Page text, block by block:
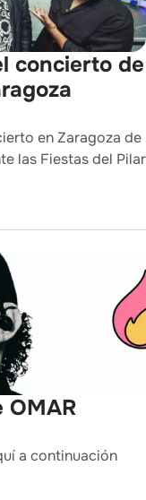
concierto de
en Zaragoza de
las Fiestas del Pilar
OMAR
a continuación